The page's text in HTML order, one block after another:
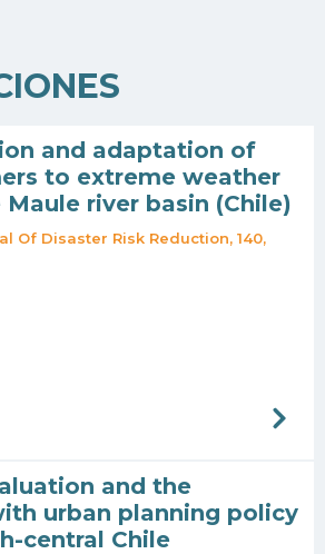
and adaptation of
to extreme weather
river basin (Chile)
Of Disaster Risk Reduction, 140,
and the
urban planning policy
central Chile